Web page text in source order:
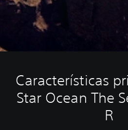
Características
Star Ocean The
R